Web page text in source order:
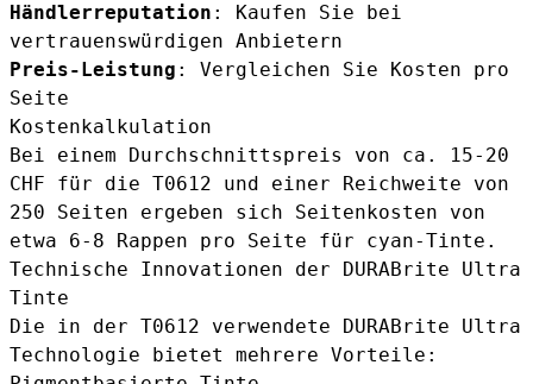
Händlerreputation : Kaufen Sie bei
vertrauenswürdigen Anbietern
Preis-Leistung : Vergleichen Sie Kosten pro
Seite
Kostenkalkulation
Bei einem Durchschnittspreis von ca. 15-20
CHF für die T0612 und einer Reichweite von
250 Seiten ergeben sich Seitenkosten von
etwa 6-8 Rappen pro Seite für cyan-Tinte.
Technische Innovationen der DURABrite Ultra
Tinte
Die in der T0612 verwendete DURABrite Ultra
Technologie bietet mehrere Vorteile: